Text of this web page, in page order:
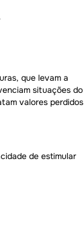
que levam a
situações do
valores perdidos
de estimular